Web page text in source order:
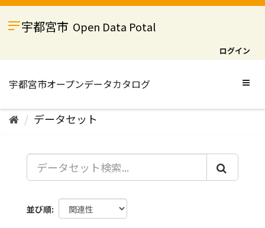
ス
宇都宮市 Open Data Potal
ログイン
データセット
並び順